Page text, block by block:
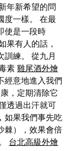
年新希望的問
度一樣。 在最
使是一段時
果有人的話，
練。 從九月
素 雞尾酒外燴
經意地進入我們
，定期清除它
透過出汗就可
如果我們事先吃
棘），效果會倍
台北高級外燴